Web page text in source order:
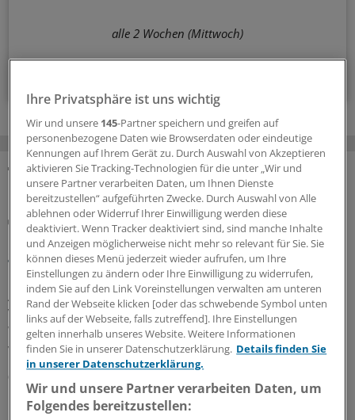
alle 2 Wochen (Mittwoch)
MEHR ZUM THEMA
Risiko einschätzen und Lebensstil ändern
Diabetes und Vorhofflimmern: Das hilft gegen die
gefährliche Kombi
Ein Diabetes schlägt auf Nerven, Nieren, Gefäße und
Augen. Dass er auch Herzrhythmusstörungen und
Vorhofflimmern begünstigen kann, ist weniger bekannt.
Wie Sie Ihre Patientinnen und Patienten bestmöglich
versorgen.
06.08.2026
Ihre Privatsphäre ist uns wichtig
Wir und unsere 145-Partner speichern und greifen auf
personenbezogene Daten wie Browserdaten oder eindeutige
Kennungen auf Ihrem Gerät zu. Durch Auswahl von Akzeptieren
aktivieren Sie Tracking-Technologien für die unter „Wir und
unsere Partner verarbeiten Daten, um Ihnen Dienste
bereitzustellen“ aufgeführten Zwecke. Durch Auswahl von Alle
ablehnen oder Widerruf Ihrer Einwilligung werden diese
deaktiviert. Wenn Tracker deaktiviert sind, sind manche Inhalte
und Anzeigen möglicherweise nicht mehr so relevant für Sie. Sie
können dieses Menü jederzeit wieder aufrufen, um Ihre
Einstellungen zu ändern oder Ihre Einwilligung zu widerrufen,
indem Sie auf den Link Voreinstellungen verwalten am unteren
Rand der Webseite klicken [oder das schwebende Symbol unten
links auf der Webseite, falls zutreffend]. Ihre Einstellungen
gelten innerhalb unseres Website. Weitere Informationen
finden Sie in unserer Datenschutzerklärung. Details finden Sie
in unserer Datenschutzerklärung.
Wir und unsere Partner verarbeiten Daten, um
Folgendes bereitzustellen: